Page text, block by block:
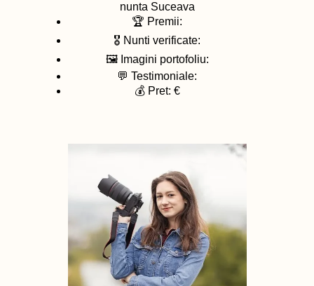
nunta Suceava
🏆 Premii:
🎖️ Nunti verificate:
🖼️ Imagini portofoliu:
💬 Testimoniale:
💰 Pret: €